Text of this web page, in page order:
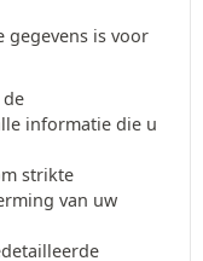
gegevens is voor
informatie die u
strikte
van uw